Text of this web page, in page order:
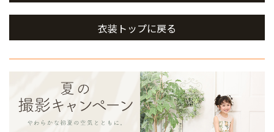
衣装トップに戻る